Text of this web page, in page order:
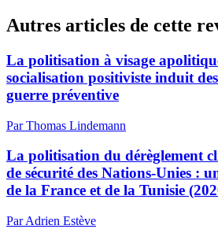
Autres articles de cette
La politisation à visage
socialisation positiviste induit
guerre préventive
Par Thomas Lindemann
La politisation du dérèglement
de sécurité des Nations-Unies :
de la France et de la Tunisie
Par Adrien Estève